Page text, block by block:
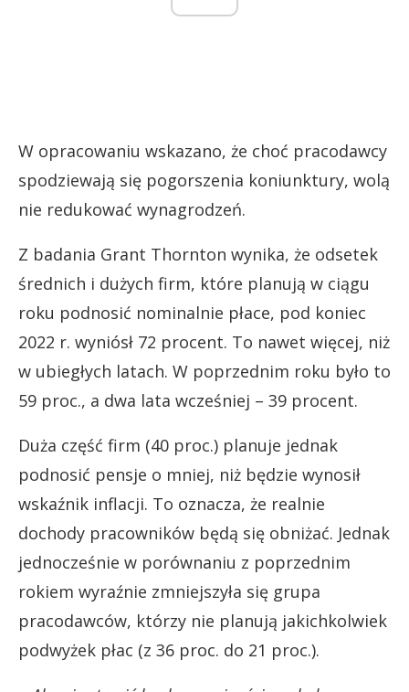
W opracowaniu wskazano, że choć pracodawcy
spodziewają się pogorszenia koniunktury, wolą
nie redukować wynagrodzeń.
Z badania Grant Thornton wynika, że odsetek
średnich i dużych firm, które planują w ciągu
roku podnosić nominalnie płace, pod koniec
2022 r. wyniósł 72 procent. To nawet więcej, niż
w ubiegłych latach. W poprzednim roku było to
59 proc., a dwa lata wcześniej – 39 procent.
Duża część firm (40 proc.) planuje jednak
podnosić pensje o mniej, niż będzie wynosił
wskaźnik inflacji. To oznacza, że realnie
dochody pracowników będą się obniżać. Jednak
jednocześnie w porównaniu z poprzednim
rokiem wyraźnie zmniejszyła się grupa
pracodawców, którzy nie planują jakichkolwiek
podwyżek płac (z 36 proc. do 21 proc.).